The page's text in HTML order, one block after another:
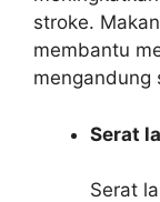
stroke.
membantu
mengandung
Serat
Serat